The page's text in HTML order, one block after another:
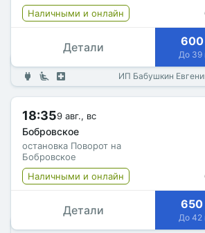
Наличными и онлайн
Детали 600
До 39
ИП Бабушкин
18:359 авг., вс
Бобровское
остановка Поворот на
Бобровское
Наличными и онлайн
Детали 650
До 42